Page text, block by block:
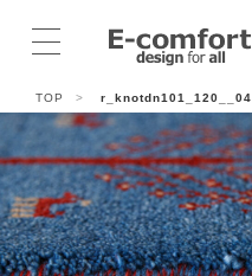
TOP > r_knotdn101_120__04